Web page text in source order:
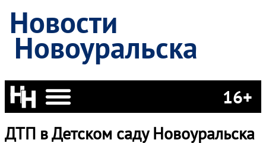
Новости
Новоуральска
16+
ДТП в Детском саду Новоуральска